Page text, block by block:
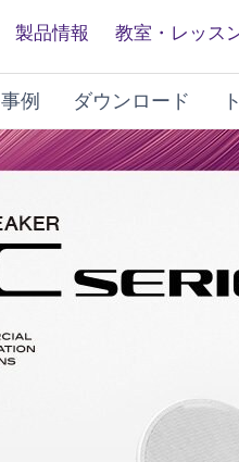
製品情報 教室・レッス
事例 ダウンロード